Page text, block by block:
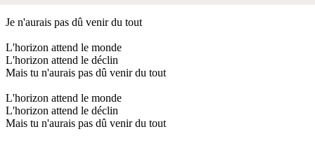
Je n'aurais pas dû venir du tout
L'horizon attend le monde
L'horizon attend le déclin
Mais tu n'aurais pas dû venir du tout
L'horizon attend le monde
L'horizon attend le déclin
Mais tu n'aurais pas dû venir du tout